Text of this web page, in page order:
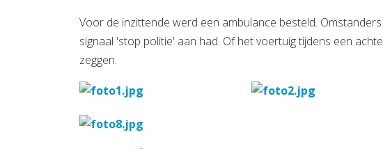
Voor de inzittende werd een ambulance besteld.
signaal 'stop politie' aan had. Of het voertuig tijdens een
zeggen.